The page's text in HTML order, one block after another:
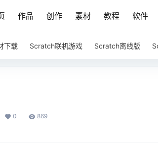
作品 创作 素材 教程 软件
下载 Scratch联机游戏 Scratch离线版
0 869